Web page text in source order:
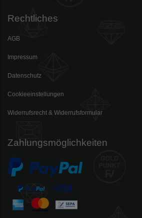
Rechtliches
AGB
Impressum
Datenschutz
Cookieeinstellungen
Widerrufsrecht & Widerrufsformular
Zahlungsmöglichkeiten